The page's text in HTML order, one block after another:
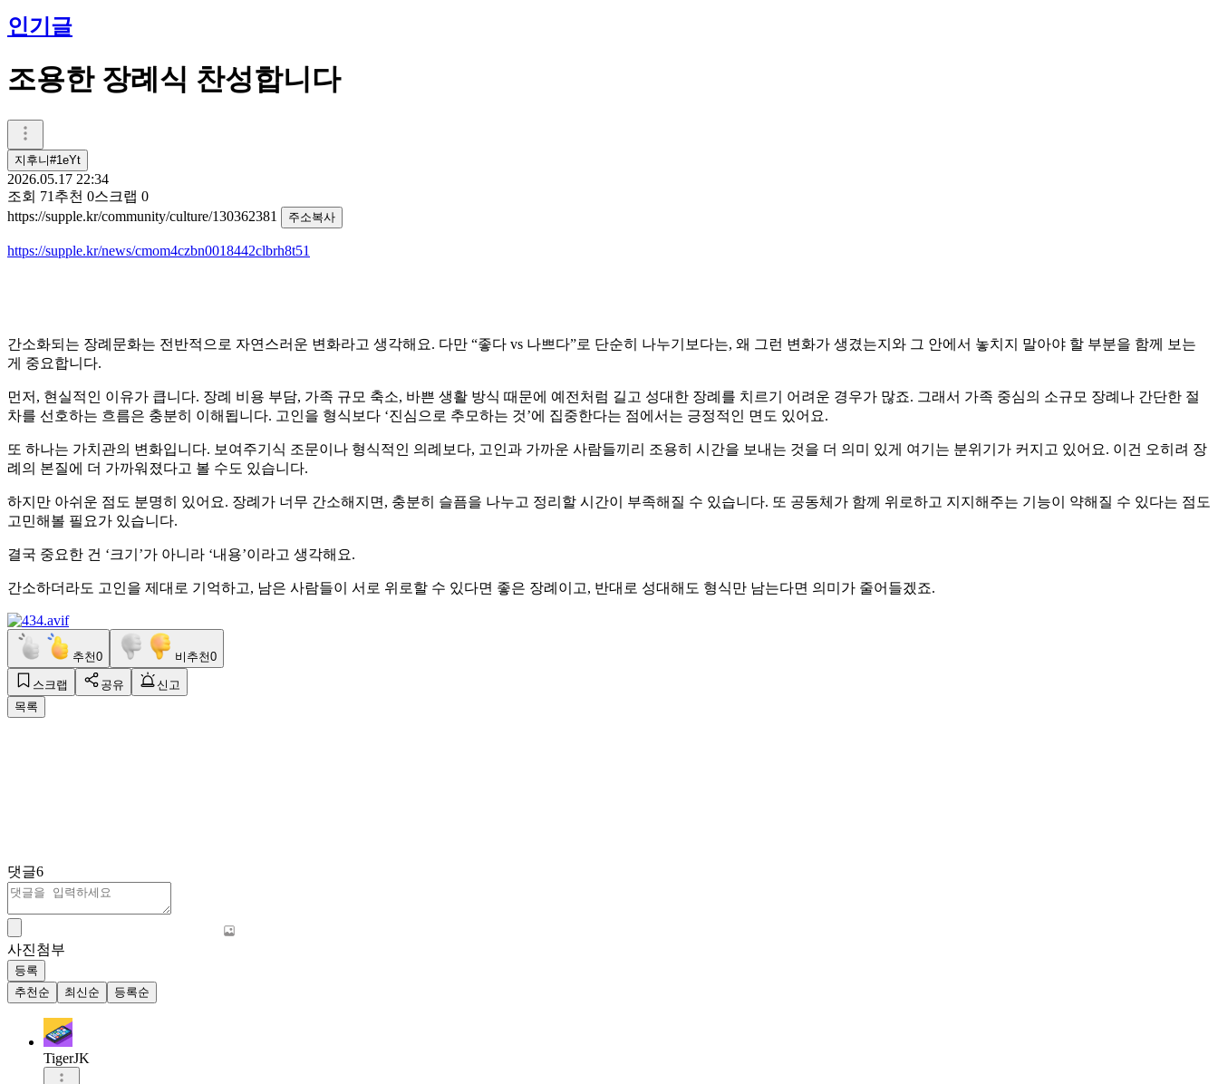
인기글
조용한 장례식 찬성합니다
지후니#1eYt
2026.05.17 22:34
조회 71 추천 0스크랩 0
https://supple.kr/community/culture/130362381
주소복사
https://supple.kr/news/cmom4czbn0018442clbrh8t51
간소화되는 장례문화는 전반적으로 자연스러운 변화라고 생각해요. 다만 “좋다 vs 나쁘다”로 단순히 나누기보다는, 왜 그런 변화가 생겼는지와 그 안에서 놓치지 말아야 할 부분을 함께 보는
게 중요합니다.
먼저, 현실적인 이유가 큽니다. 장례 비용 부담, 가족 규모 축소, 바쁜 생활 방식 때문에 예전처럼 길고 성대한 장례를 치르기 어려운 경우가 많죠. 그래서 가족 중심의 소규모 장례나 간단한 절
차를 선호하는 흐름은 충분히 이해됩니다. 고인을 형식보다 ‘진심으로 추모하는 것’에 집중한다는 점에서는 긍정적인 면도 있어요.
또 하나는 가치관의 변화입니다. 보여주기식 조문이나 형식적인 의례보다, 고인과 가까운 사람들끼리 조용히 시간을 보내는 것을 더 의미 있게 여기는 분위기가 커지고 있어요. 이건 오히려 장
례의 본질에 더 가까워졌다고 볼 수도 있습니다.
하지만 아쉬운 점도 분명히 있어요. 장례가 너무 간소해지면, 충분히 슬픔을 나누고 정리할 시간이 부족해질 수 있습니다. 또 공동체가 함께 위로하고 지지해주는 기능이 약해질 수 있다는 점도
고민해볼 필요가 있습니다.
결국 중요한 건 ‘크기’가 아니라 ‘내용’이라고 생각해요.
간소하더라도 고인을 제대로 기억하고, 남은 사람들이 서로 위로할 수 있다면 좋은 장례이고, 반대로 성대해도 형식만 남는다면 의미가 줄어들겠죠.
추천0 비추천0
스크랩 공유
신고
목록
댓글6
사진첨부
등록
추천순
최신순 등록순
TigerJK